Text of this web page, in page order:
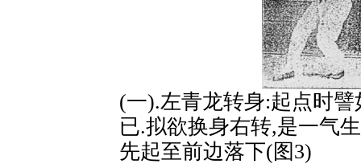
(一).左青龙转身:起点时
已.拟欲换身右转,是一气
先起至前边落下(图3)